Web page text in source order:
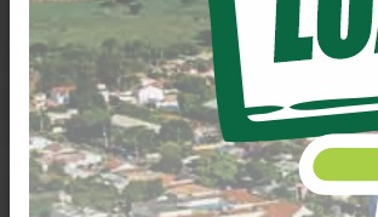
DEPUTADO
TONINHO
WANDSCHEER